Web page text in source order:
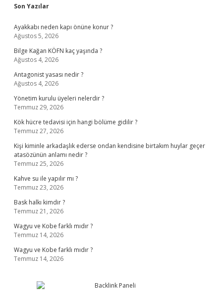
Sidebar
Son Yazılar
Ayakkabı neden kapı önüne konur ?
Ağustos 5, 2026
Bilge Kağan KÖFN kaç yaşında ?
Ağustos 4, 2026
Antagonist yasası nedir ?
Ağustos 4, 2026
Yönetim kurulu üyeleri nelerdir ?
Temmuz 29, 2026
Kök hücre tedavisi için hangi bölüme gidilir ?
Temmuz 27, 2026
Kişi kiminle arkadaşlık ederse ondan kendisine birtakım huylar geçer
atasözünün anlamı nedir ?
Temmuz 25, 2026
Kahve su ile yapılır mı ?
Temmuz 23, 2026
Bask halkı kimdir ?
Temmuz 21, 2026
Wagyu ve Kobe farklı mıdır ?
Temmuz 14, 2026
Wagyu ve Kobe farklı mıdır ?
Temmuz 14, 2026